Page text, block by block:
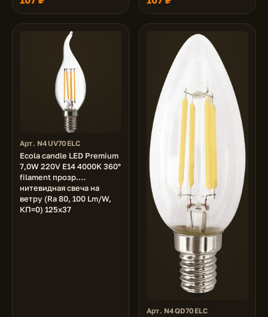
100 Lm/W, КП=0) 96х37
Арт. N4UV70ELC
Ecola candle LED Premium
7,0W 220V E14 4000K 360°
filament прозр.
нитевидная свеча на
ветру (Ra 80, 100 Lm/W,
КП=0) 125х37
Арт. N4QD70ELC